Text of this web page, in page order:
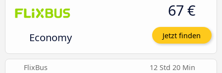
Economy
67 €
Jetzt finden
FlixBus 12 Std 20 Min